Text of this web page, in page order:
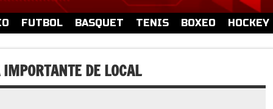
facebooktwitterinstagramyoutube
FUTBOL BASQUET TENIS BOXEO HOCKEY
DE LOCAL